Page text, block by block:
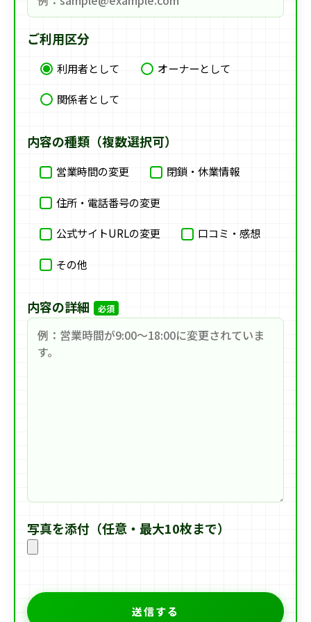
ご利用区分
利用者として
オーナーとして
関係者として
内容の種類（複数選択可）
営業時間の変更 閉鎖・休業情報
住所・電話番号の変更
公式サイトURLの変更 口コミ・感想
その他
内容の詳細 必須
写真を添付（任意・最大10枚まで）